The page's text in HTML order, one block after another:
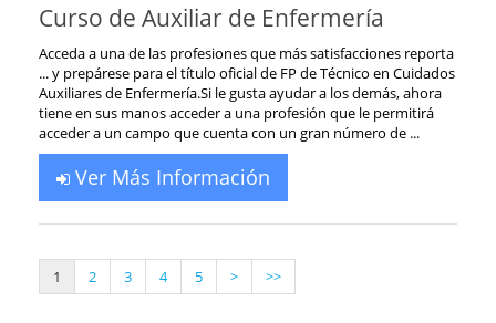
Curso de Auxiliar de Enfermería
Acceda a una de las profesiones que más satisfacciones reporta
... y prepárese para el título oficial de FP de Técnico en Cuidados
Auxiliares de Enfermería.Si le gusta ayudar a los demás, ahora
tiene en sus manos acceder a una profesión que le permitirá
acceder a un campo que cuenta con un gran número de ...
Ver Más Información
1 2 3 4 5 > >>